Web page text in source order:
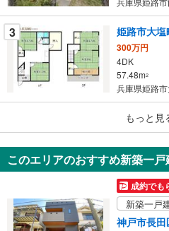
る
3 姫路市大塩
300万円
4DK
57.48m2
兵庫県姫路
姫路市山田
300万円
9DK
104.13m2
兵庫県姫路
もっと見
このエリアのおすすめ新築一戸
成約でも
新築一戸
神戸市長田